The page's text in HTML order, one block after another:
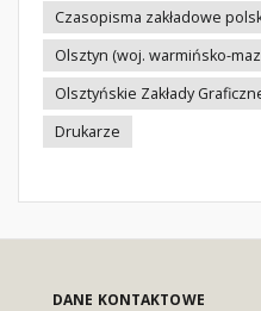
Czasopisma zakładowe
Olsztyn (woj. warmińsko-
Olsztyńskie Zakłady
Drukarze
DANE KONTAKTOWE